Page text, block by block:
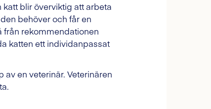
blir överviktig att arbeta
behöver och får en
från rekommendationen
katten ett individanpassat
en veterinär. Veterinären